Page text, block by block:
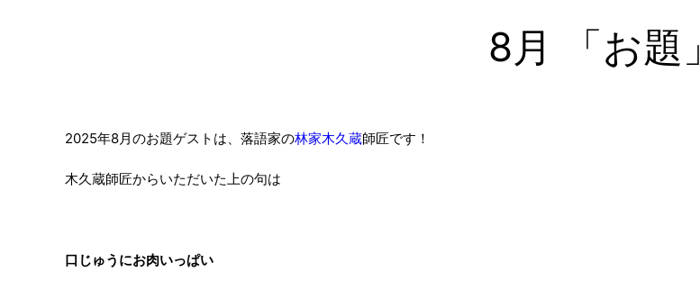
8月 「お題」
2025年8月のお題ゲストは、落語家の林家木久蔵師匠です！
木久蔵師匠からいただいた上の句は
口じゅうにお肉いっぱい